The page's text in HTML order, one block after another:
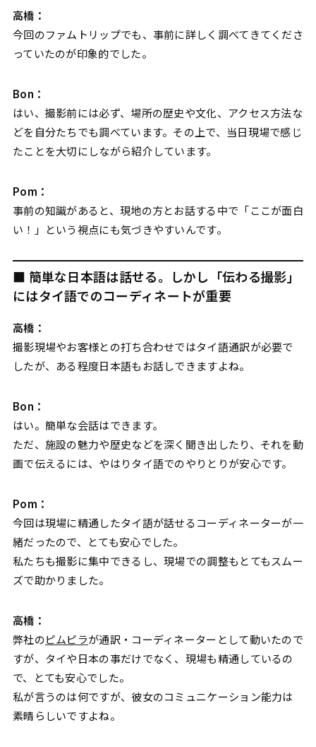
高橋：
今回のファムトリップでも、事前に詳しく調べてきてくださ
っていたのが印象的でした。
Bon：
はい、撮影前には必ず、場所の歴史や文化、アクセス方法な
どを自分たちでも調べています。その上で、当日現場で感じ
たことを大切にしながら紹介しています。
Pom：
事前の知識があると、現地の方とお話する中で「ここが面白
い！」という視点にも気づきやすいんです。
■ 簡単な日本語は話せる。しかし「伝わる撮影」
にはタイ語でのコーディネートが重要
高橋：
撮影現場やお客様との打ち合わせではタイ語通訳が必要で
したが、ある程度日本語もお話しできますよね。
Bon：
はい。簡単な会話はできます。
ただ、施設の魅力や歴史などを深く聞き出したり、それを動
画で伝えるには、やはりタイ語でのやりとりが安心です。
Pom：
今回は現場に精通したタイ語が話せるコーディネーターが一
緒だったので、とても安心でした。
私たちも撮影に集中できるし、現場での調整もとてもスムー
ズで助かりました。
高橋：
弊社のピムピラが通訳・コーディネーターとして動いたので
すが、タイや日本の事だけでなく、現場も精通しているの
で、とても安心でした。
私が言うのは何ですが、彼女のコミュニケーション能力は
素晴らしいですよね。